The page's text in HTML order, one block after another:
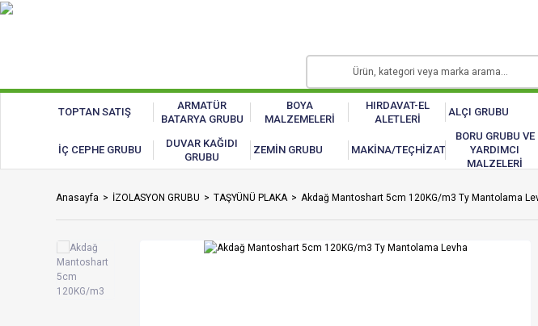
TOPTAN SATIŞ
ARMATÜR
BATARYA GRUBU
BOYA
MALZEMELERİ
HIRDAVAT-EL
ALETLERİ
ALÇI GRUBU
İÇ CEPHE GRUBU
DUVAR KAĞIDI
GRUBU
ZEMİN GRUBU MAKİNA/TEÇHİZAT
BORU GRUBU VE
YARDIMCI
MALZELERİ
Anasayfa İZOLASYON GRUBU TAŞYÜNÜ PLAKA Akdağ Mantoshart 5cm 120KG/m3 Ty Mantolama